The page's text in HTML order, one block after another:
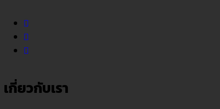
เกี่ยวกับเรา